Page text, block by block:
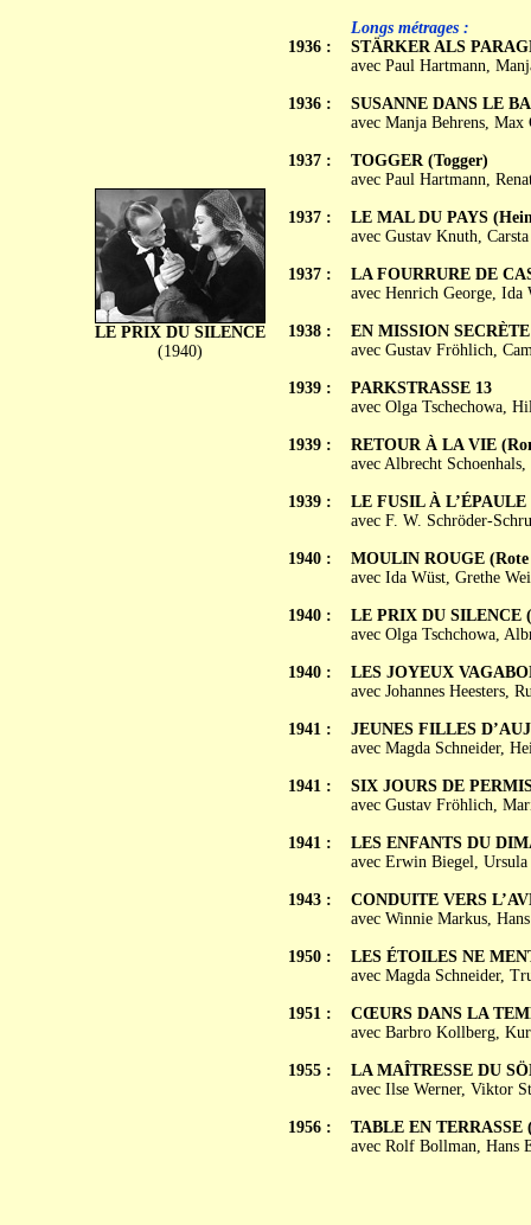
LE PRIX DU SILENCE
(1940)
1936 :
1936 :
1937 :
1937 :
1937 :
1938 :
1939 :
1939 :
1939 :
1940 :
1940 :
1940 :
1941 :
1941 :
1941 :
1943 :
1950 :
1951 :
1955 :
1956 :
Longs métrages :
STÄRKER ALS
avec Paul Hartmann,
SUSANNE DANS LE
avec Manja Behrens,
TOGGER (Togger)
avec Paul Hartmann,
LE MAL DU PAYS
avec Gustav Knuth,
LA FOURRURE DE
avec Henrich George, Ida
EN MISSION
avec Gustav Fröhlich,
PARKSTRASSE 13
avec Olga Tschechowa,
RETOUR À LA VIE
avec Albrecht
LE FUSIL À L’ÉPAULE
avec F. W. Schröder-
MOULIN ROUGE
avec Ida Wüst, Grethe
LE PRIX DU SILENCE
avec Olga Tschchowa,
LES JOYEUX
avec Johannes Heesters,
JEUNES FILLES
avec Magda Schneider,
SIX JOURS DE
avec Gustav Fröhlich,
LES ENFANTS DU
avec Erwin Biegel,
CONDUITE VERS
avec Winnie Markus,
LES ÉTOILES NE
avec Magda Schneider,
CŒURS DANS LA
avec Barbro Kollberg,
LA MAÎTRESSE DU
avec Ilse Werner, Viktor
TABLE EN TERRASSE
avec Rolf Bollman, Hans